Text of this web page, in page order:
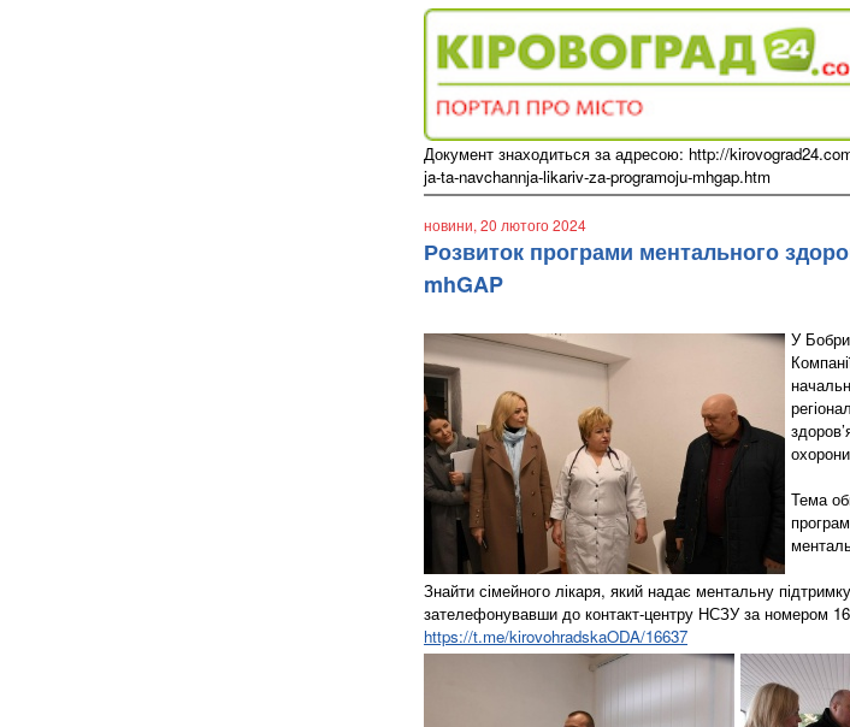
Документ знаходиться за адресою: http://
ja-ta-navchannja-likariv-za-programoju-mhgap.htm
новини, 20 лютого 2024
Розвиток програми ментального
mhGAP
У
Тема
Знайти сімейного лікаря, який надає ментальну
зателефонувавши до контакт-центру НСЗУ за номером
https://t.me/kirovohradskaODA/16637